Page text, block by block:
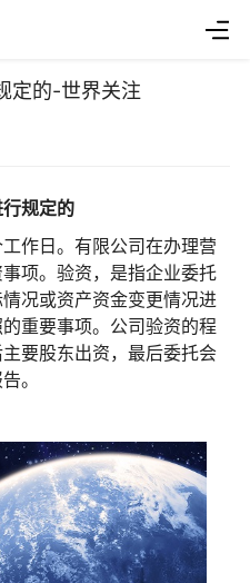
定的-世界关注
规定的
作日。有限公司在办理营
项。验资，是指企业委托
况或资产资金变更情况进
重要事项。公司验资的程
要股东出资，最后委托会
。